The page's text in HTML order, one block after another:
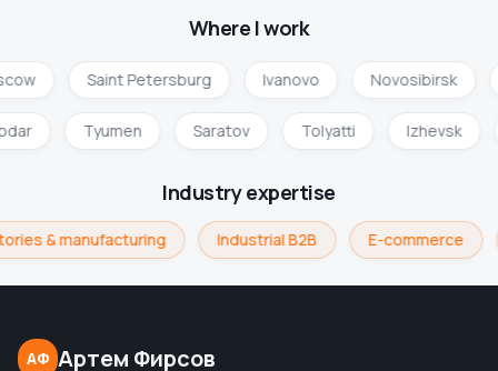
Where I work
Saint Petersburg Ivanovo Novosibirsk
Tyumen Saratov Tolyatti Izhevsk
Industry expertise
& manufacturing Industrial B2B E-commerce
АФ Артем Фирсов